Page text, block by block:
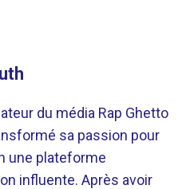
du média Rap Ghetto
sa passion pour
une plateforme
influente. Après avoir